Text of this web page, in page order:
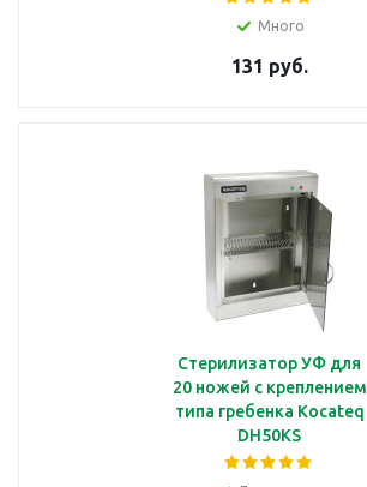
Много
131 руб.
Стерилизатор УФ для
20 ножей с креплением
типа гребенка Kocateq
DH50KS